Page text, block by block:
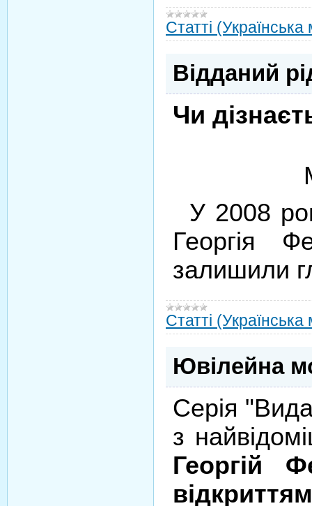
Статті
Відданий
Чи
У 2008
Георгія
залишили
Статті
Ювілейна
Серія
з
Георгій